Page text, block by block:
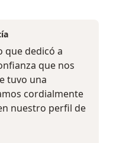
que dedicó a
que nos
tuvo una
cordialmente
nuestro perfil de